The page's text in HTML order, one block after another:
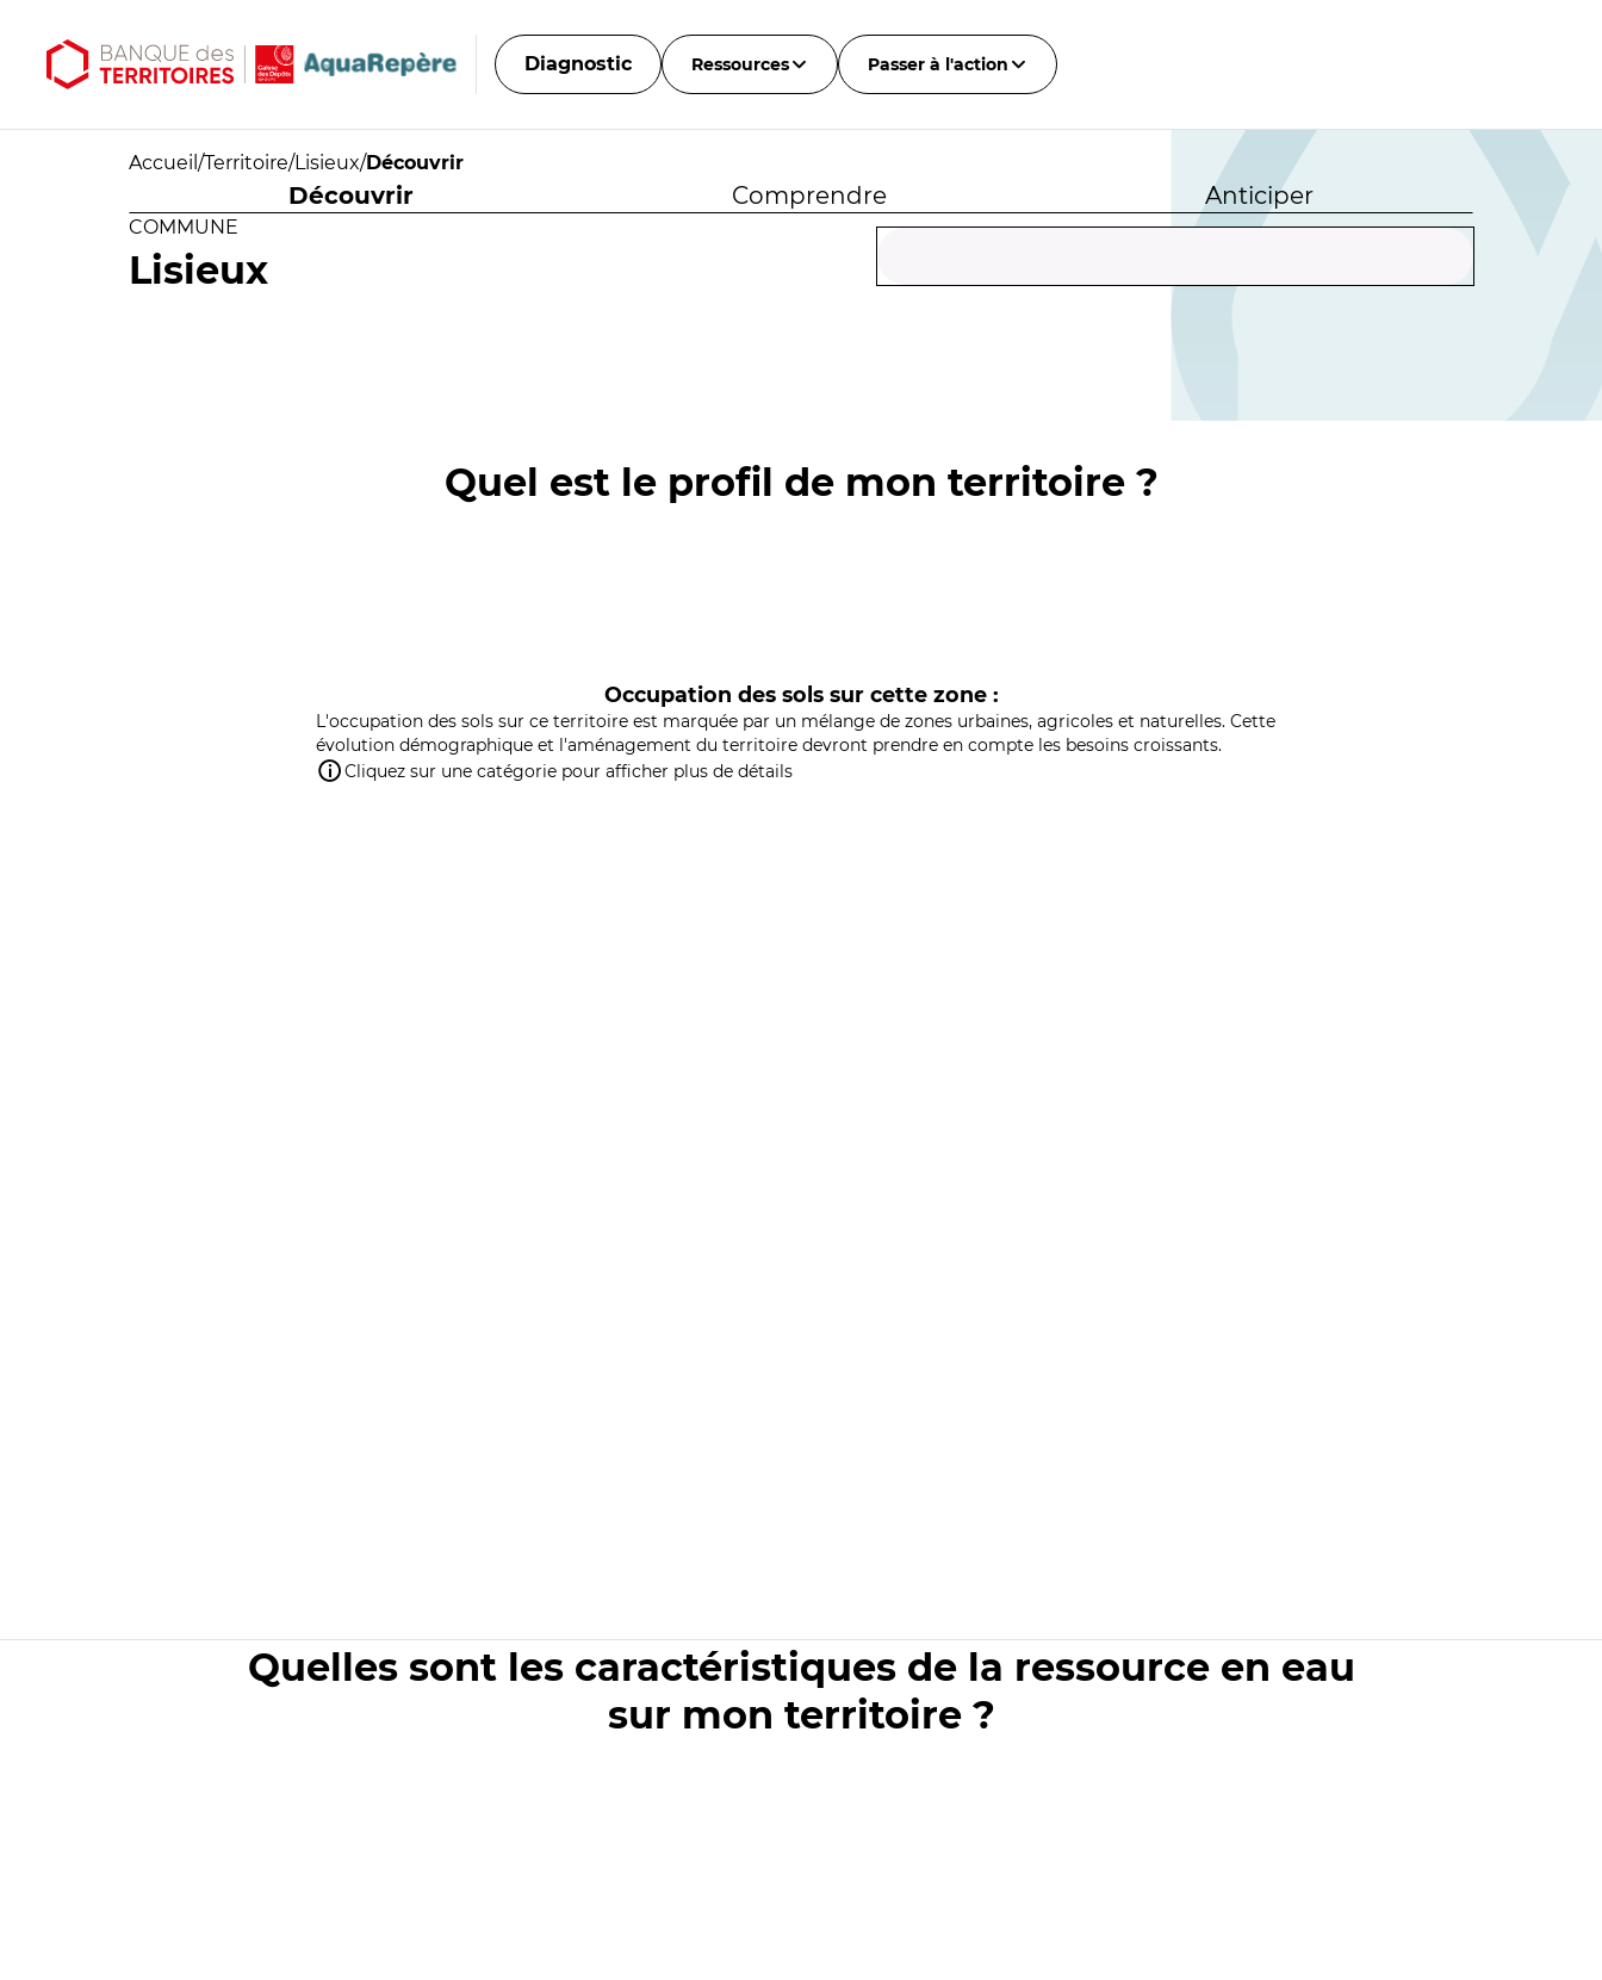
Diagnostic Ressources Passer à l'action
Accueil /Territoire/Lisieux/Découvrir
Découvrir Comprendre Anticiper
COMMUNE
Lisieux
Quel est le profil de mon territoire ?
Occupation des sols sur cette zone :
L'occupation des sols sur ce territoire est marquée par un mélange de zones urbaines, agricoles et naturelles. Cette
évolution démographique et l'aménagement du territoire devront prendre en compte les besoins croissants.
Cliquez sur une catégorie pour afficher plus de détails
Quelles sont les caractéristiques de la ressource en eau
sur mon territoire ?